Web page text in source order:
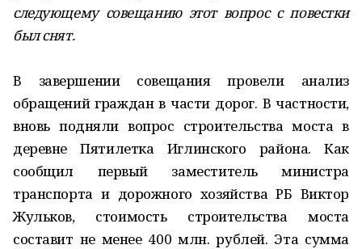
следующему совещанию этот вопрос с повестки
был снят.
В завершении совещания провели анализ
обращений граждан в части дорог. В частности,
вновь подняли вопрос строительства моста в
деревне Пятилетка Иглинского района. Как
сообщил первый заместитель министра
транспорта и дорожного хозяйства РБ Виктор
Жульков, стоимость строительства моста
составит не менее 400 млн. рублей. Эта сумма